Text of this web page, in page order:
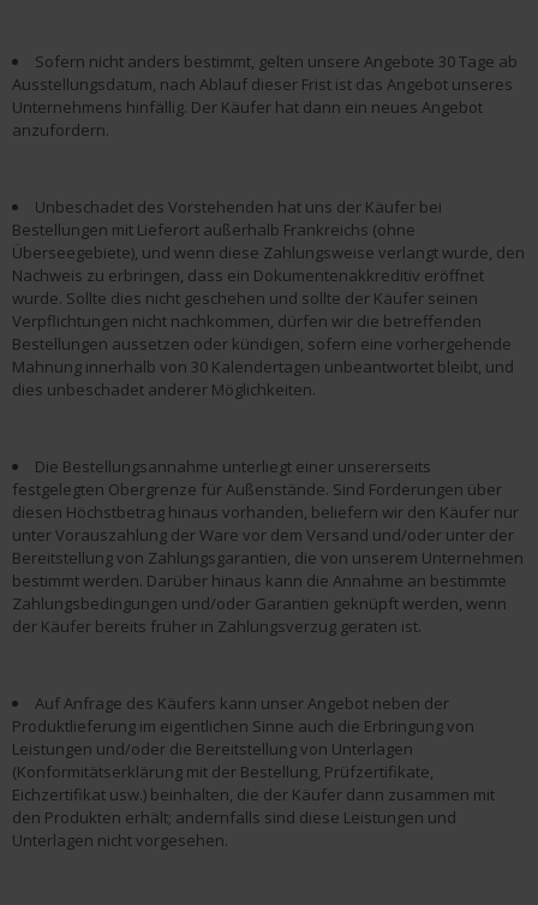
Sofern nicht anders bestimmt, gelten unsere Angebote 30 Tage ab
Ausstellungsdatum, nach Ablauf dieser Frist ist das Angebot unseres
Unternehmens hinfällig. Der Käufer hat dann ein neues Angebot
anzufordern.
Unbeschadet des Vorstehenden hat uns der Käufer bei
Bestellungen mit Lieferort außerhalb Frankreichs (ohne
Überseegebiete), und wenn diese Zahlungsweise verlangt wurde, den
Nachweis zu erbringen, dass ein Dokumentenakkreditiv eröffnet
wurde. Sollte dies nicht geschehen und sollte der Käufer seinen
Verpflichtungen nicht nachkommen, dürfen wir die betreffenden
Bestellungen aussetzen oder kündigen, sofern eine vorhergehende
Mahnung innerhalb von 30 Kalendertagen unbeantwortet bleibt, und
dies unbeschadet anderer Möglichkeiten.
Die Bestellungsannahme unterliegt einer unsererseits
festgelegten Obergrenze für Außenstände. Sind Forderungen über
diesen Höchstbetrag hinaus vorhanden, beliefern wir den Käufer nur
unter Vorauszahlung der Ware vor dem Versand und/oder unter der
Bereitstellung von Zahlungsgarantien, die von unserem Unternehmen
bestimmt werden. Darüber hinaus kann die Annahme an bestimmte
Zahlungsbedingungen und/oder Garantien geknüpft werden, wenn
der Käufer bereits früher in Zahlungsverzug geraten ist.
Auf Anfrage des Käufers kann unser Angebot neben der
Produktlieferung im eigentlichen Sinne auch die Erbringung von
Leistungen und/oder die Bereitstellung von Unterlagen
(Konformitätserklärung mit der Bestellung, Prüfzertifikate,
Eichzertifikat usw.) beinhalten, die der Käufer dann zusammen mit
den Produkten erhält; andernfalls sind diese Leistungen und
Unterlagen nicht vorgesehen.